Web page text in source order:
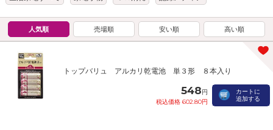
人気順 売場順 安い順 高い順
トップバリュ アルカリ乾電池 単３形 ８本入り
548円
税込価格 602.80円
カートに
追加する